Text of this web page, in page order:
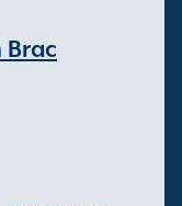
Brac